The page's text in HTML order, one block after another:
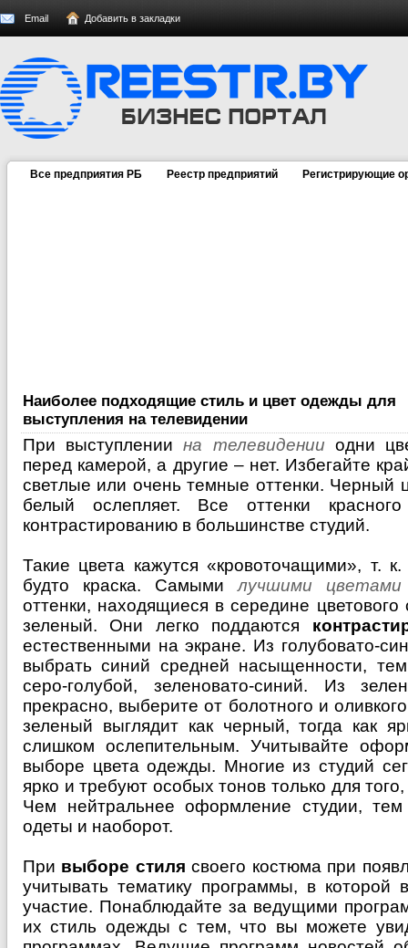
Email Добавить в закладки
Все предприятия РБ Реестр предприятий Регистрирующие
Наиболее подходящие стиль и цвет одежды для
выступления на телевидении
При выступлениина телевидении одни
перед камерой, а другие – нет. Избегайте
светлые или очень темные оттенки. Черный
белый ослепляет. Все оттенки
контрастированию в большинстве студий.
Такие цвета кажутся «кровоточащими», т.
будто краска. Самымилучшими цветами
оттенки, находящиеся в середине цветового
зеленый. Они легко поддаются
естественными на экране. Из голубовато-
выбрать синий средней насыщенности,
серо-голубой, зеленовато-синий. Из
прекрасно, выберите от болотного и
зеленый выглядит как черный, тогда как
слишком ослепительным. Учитывайте
выборе цвета одежды. Многие из студий
ярко и требуют особых тонов только для
Чем нейтральнее оформление студии,
одеты и наоборот.
При выборе стиля своего костюма при
учитывать тематику программы, в которой
участие. Понаблюдайте за ведущими
их стиль одежды с тем, что вы можете